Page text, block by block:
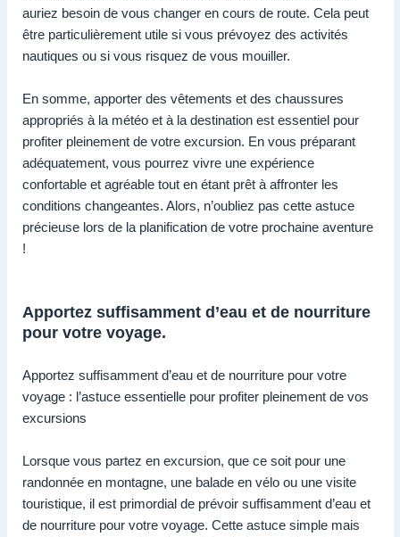
auriez besoin de vous changer en cours de route. Cela peut
être particulièrement utile si vous prévoyez des activités
nautiques ou si vous risquez de vous mouiller.
En somme, apporter des vêtements et des chaussures
appropriés à la météo et à la destination est essentiel pour
profiter pleinement de votre excursion. En vous préparant
adéquatement, vous pourrez vivre une expérience
confortable et agréable tout en étant prêt à affronter les
conditions changeantes. Alors, n’oubliez pas cette astuce
précieuse lors de la planification de votre prochaine aventure
!
Apportez suffisamment d’eau et de nourriture
pour votre voyage.
Apportez suffisamment d’eau et de nourriture pour votre
voyage : l’astuce essentielle pour profiter pleinement de vos
excursions
Lorsque vous partez en excursion, que ce soit pour une
randonnée en montagne, une balade en vélo ou une visite
touristique, il est primordial de prévoir suffisamment d’eau et
de nourriture pour votre voyage. Cette astuce simple mais